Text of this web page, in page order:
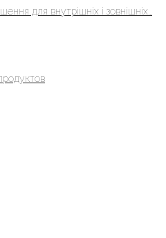
для внутрішніх і зовнішніх...